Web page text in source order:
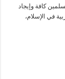
كافة وإيجاد
في الإسلام،